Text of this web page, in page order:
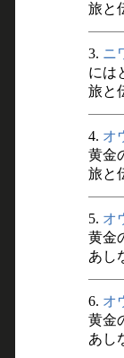
旅と
3. ニ
には
旅と
4. オ
黄金
旅と
5. オ
黄金
あし
6. オ
黄金
あし